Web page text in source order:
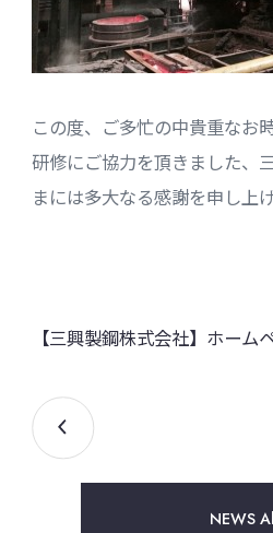
この度、ご多忙の中貴重なお
研修にご協力を頂きました、
まには多大なる感謝を申し上げ
【三興製鋼株式会社】ホーム
NEWS